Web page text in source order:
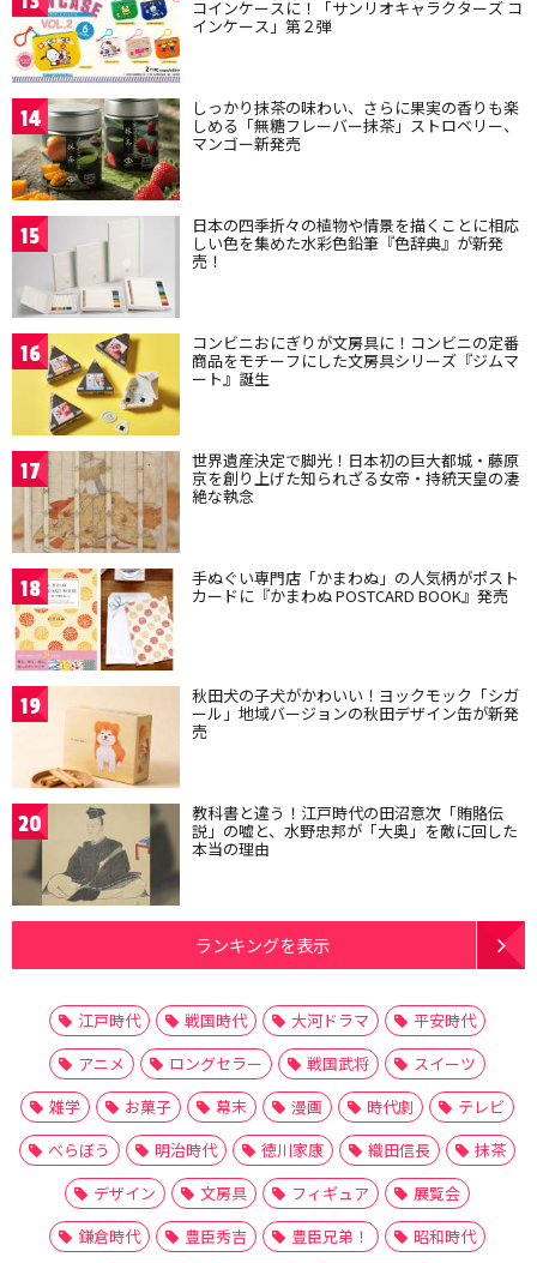
コインケースに！「サンリオキャラクターズ コ
インケース」第２弾
14 しっかり抹茶の味わい、さらに果実の香りも楽
しめる「無糖フレーバー抹茶」ストロベリー、
マンゴー新発売
15 日本の四季折々の植物や情景を描くことに相応
しい色を集めた水彩色鉛筆『色辞典』が新発
売！
16 コンビニおにぎりが文房具に！コンビニの定番
商品をモチーフにした文房具シリーズ『ジムマ
ート』誕生
17 世界遺産決定で脚光！日本初の巨大都城・藤原
京を創り上げた知られざる女帝・持統天皇の凄
絶な執念
18 手ぬぐい専門店「かまわぬ」の人気柄がポスト
カードに『かまわぬ POSTCARD BOOK』発売
19 秋田犬の子犬がかわいい！ヨックモック「シガ
ール」地域バージョンの秋田デザイン缶が新発
売
20 教科書と違う！江戸時代の田沼意次「賄賂伝
説」の嘘と、水野忠邦が「大奥」を敵に回した
本当の理由
ランキングを表示
江戸時代 戦国時代 大河ドラマ
平安時代
アニメ
ロングセラー 戦国武将
スイーツ
雑学
お菓子 幕末 漫画 時代劇
テレビ
べらぼう
明治時代 徳川家康 織田信長
抹茶
デザイン
文房具 フィギュア
展覧会
鎌倉時代
豊臣秀吉 豊臣兄弟！
昭和時代